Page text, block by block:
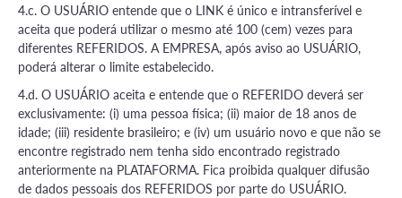
4.c. O USUÁRIO entende que o LINK é único e intransferível e
aceita que poderá utilizar o mesmo até 100 (cem) vezes para
diferentes REFERIDOS. A EMPRESA, após aviso ao USUÁRIO,
poderá alterar o limite estabelecido.
4.d. O USUÁRIO aceita e entende que o REFERIDO deverá ser
exclusivamente: (i) uma pessoa física; (ii) maior de 18 anos de
idade; (iii) residente brasileiro; e (iv) um usuário novo e que não se
encontre registrado nem tenha sido encontrado registrado
anteriormente na PLATAFORMA. Fica proibida qualquer difusão
de dados pessoais dos REFERIDOS por parte do USUÁRIO.